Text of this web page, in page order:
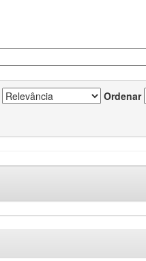
Ordenar